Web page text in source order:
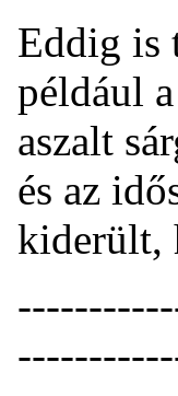
Eddig is
például
aszalt
és az
kiderült,